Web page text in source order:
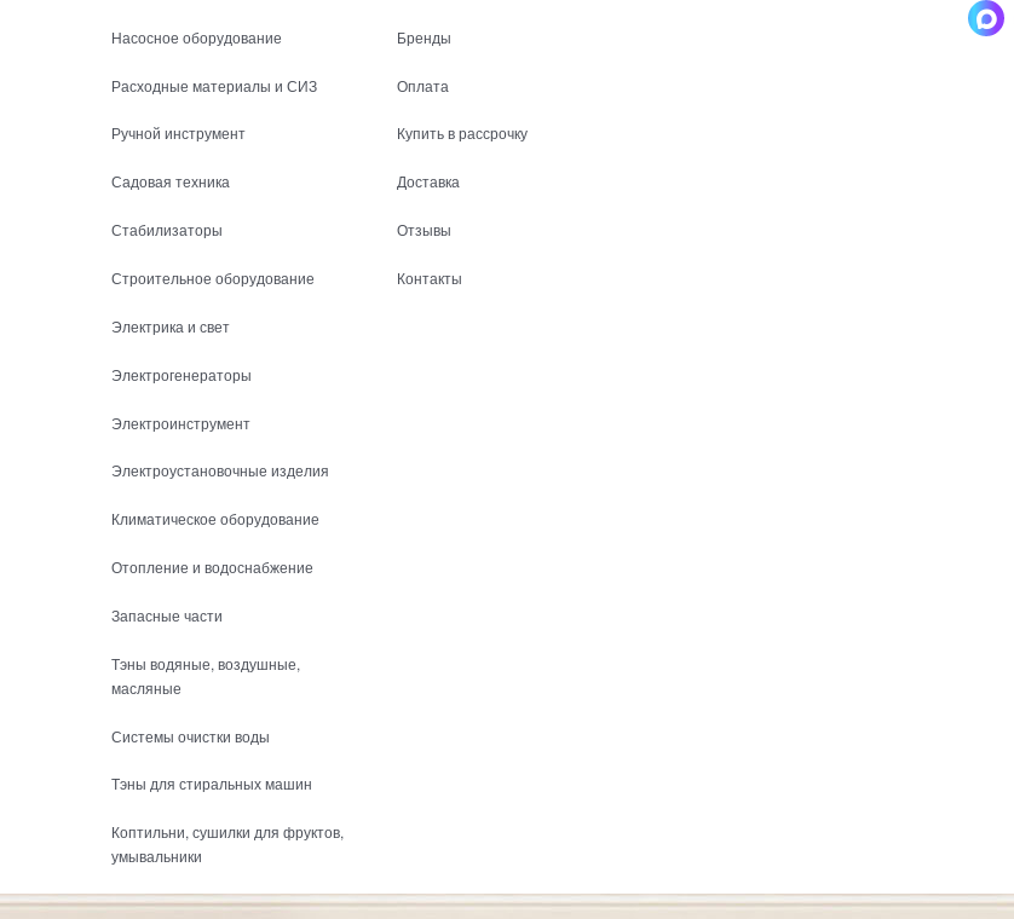
Насосное оборудование
Расходные материалы и СИЗ
Ручной инструмент
Садовая техника
Стабилизаторы
Строительное оборудование
Электрика и свет
Электрогенераторы
Электроинструмент
Электроустановочные изделия
Климатическое оборудование
Отопление и водоснабжение
Запасные части
Тэны водяные, воздушные,
масляные
Системы очистки воды
Тэны для стиральных машин
Коптильни, сушилки для фруктов,
умывальники
Бренды
Оплата
Купить в рассрочку
Доставка
Отзывы
Контакты